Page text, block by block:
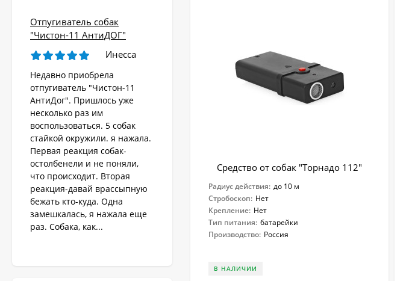
Средство от собак "Торнадо 112"
Радиус действия: до 10 м
Стробоскоп: Нет
Крепление: Нет
Тип питания: батарейки
Производство: Россия
В НАЛИЧИИ
Отпугиватель собак
"Чистон-11 АнтиДОГ"
Инесса
Недавно приобрела
отпугиватель "Чистон-11
АнтиДог". Пришлось уже
несколько раз им
воспользоваться. 5 собак
стайкой окружили. я нажала.
Первая реакция собак-
остолбенели и не поняли,
что происходит. Вторая
реакция-давай врассыпную
бежать кто-куда. Одна
замешкалась, я нажала еще
раз. Собака, как...
Ультразвуковой
отпугиватель собак,
кошек, лис, кроликов
"Weitech WK0055 -
8 690₽
Электроошейник для
дрессировки собак
«PET998DB»
3 480 ₽
Ошейник антилай
1 890₽